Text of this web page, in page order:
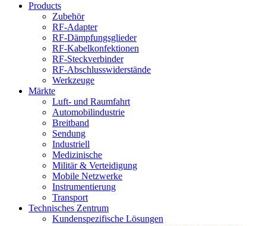
Products
Zubehör
RF-Adapter
RF-Dämpfungsglieder
RF-Kabelkonfektionen
RF-Steckverbinder
RF-Abschlusswiderstände
Werkzeuge
Märkte
Luft- und Raumfahrt
Automobilindustrie
Breitband
Sendung
Industriell
Medizinische
Militär & Verteidigung
Mobile Netzwerke
Instrumentierung
Transport
Technisches Zentrum
Kundenspezifische Lösungen